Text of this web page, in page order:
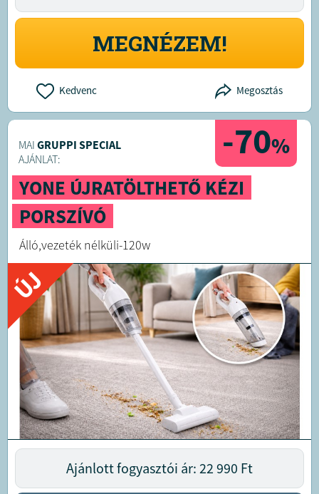
MEGNÉZEM!
Kedvenc Megosztás
-70%
MAI GRUPPI SPECIAL
AJÁNLAT:
YONE ÚJRATÖLTHETŐ KÉZI
PORSZÍVÓ
Álló,vezeték nélküli-120w
ÚJ
Ajánlott fogyasztói ár: 22 990 Ft